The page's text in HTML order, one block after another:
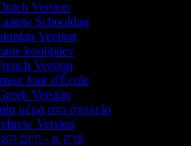
Schooldag
koolipäev
Jour d'École
μέρα στο σχολείο
פרק א - היום